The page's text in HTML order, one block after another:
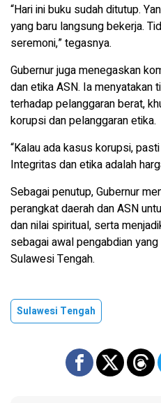
“Hari ini buku sudah ditutup.
yang baru langsung bekerja.
seremoni,” tegasnya.
Gubernur juga menegaskan
dan etika ASN. Ia menyatakan
terhadap pelanggaran berat,
korupsi dan pelanggaran etika.
“Kalau ada kasus korupsi,
Integritas dan etika adalah
Sebagai penutup, Gubernur
perangkat daerah dan ASN
dan nilai spiritual, serta
sebagai awal pengabdian
Sulawesi Tengah.
Sulawesi Tengah